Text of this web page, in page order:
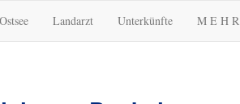
Ostsee Landarzt Unterkünfte M E H R